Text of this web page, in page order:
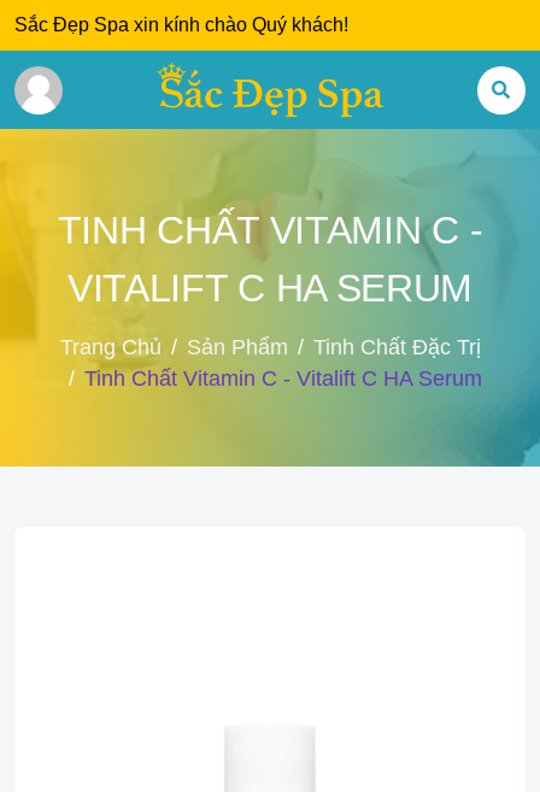
Sắc Đẹp Spa xin kính chào Quý khách!
TINH CHẤT VITAMIN C -
VITALIFT C HA SERUM
Trang Chủ Sản Phẩm
Tinh Chất Đặc Trị
Tinh Chất Vitamin C - Vitalift C HA Serum